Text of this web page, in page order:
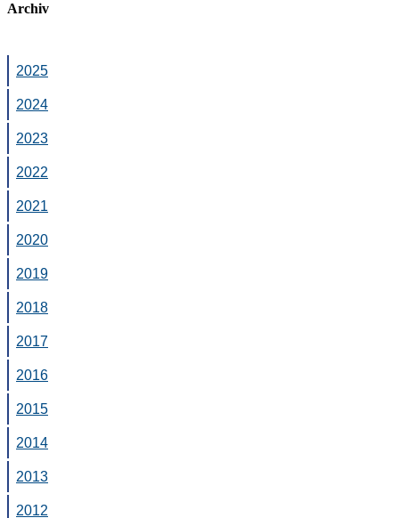
Archiv
2025
2024
2023
2022
2021
2020
2019
2018
2017
2016
2015
2014
2013
2012